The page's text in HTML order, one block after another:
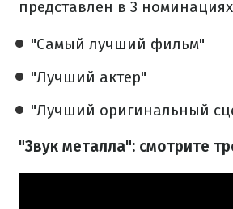
представлен в 3
"Самый лучший фильм"
"Лучший актер"
"Лучший оригинальный
"Звук металла": смотрите